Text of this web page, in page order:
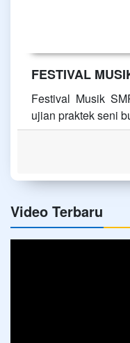
FESTIVAL
Festival Musik
ujian praktek seni
Video Terbaru